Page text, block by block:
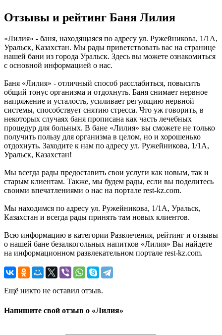
Отзывы и рейтинг Баня Лилия
«Лилия» - баня, находящаяся по адресу ул. Ружейникова, 1/1А,
Уральск, Казахстан. Мы рады приветствовать вас на странице
нашей бани из города Уральск. Здесь вы можете ознакомиться
с основной информацией о нас.
Баня «Лилия» - отличный способ расслабиться, повысить
общий тонус организма и отдохнуть. Баня снимает нервное
напряжение и усталость, усиливает регуляцию нервной
системы, способствует снятию стресса. Что уж говорить, в
некоторых случаях баня прописана как часть лечебных
процедур для больных. В бане «Лилия» вы сможете не только
получить пользу для организма в целом, но и хорошенько
отдохнуть. Заходите к нам по адресу ул. Ружейникова, 1/1А,
Уральск, Казахстан!
Мы всегда рады предоставить свои услуги как новым, так и
старым клиентам. Также, мы будем рады, если вы поделитесь
своими впечатлениями о нас на портале rest-kz.com.
Мы находимся по адресу ул. Ружейникова, 1/1А, Уральск,
Казахстан и всегда рады принять там новых клиентов.
Всю информацию в категории Развлечения, рейтинг и отзывы
о нашей бане безалкогольных напитков «Лилия» Вы найдете
на информационном развлекательном портале rest-kz.com.
Ещё никто не оставил отзыв.
Напишите свой отзыв о «Лилия»